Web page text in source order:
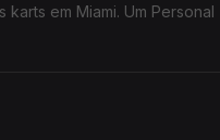
karts em Miami. Um Personal